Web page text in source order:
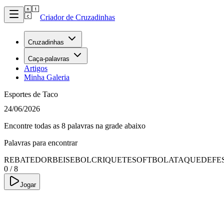
Criador de Cruzadinhas
Cruzadinhas
Caça-palavras
Artigos
Minha Galeria
Esportes de Taco
24/06/2026
Encontre todas as 8 palavras na grade abaixo
Palavras para encontrar
REBATEDORBEISEBOLCRIQUETESOFTBOLATAQUE
0 /8
Jogar